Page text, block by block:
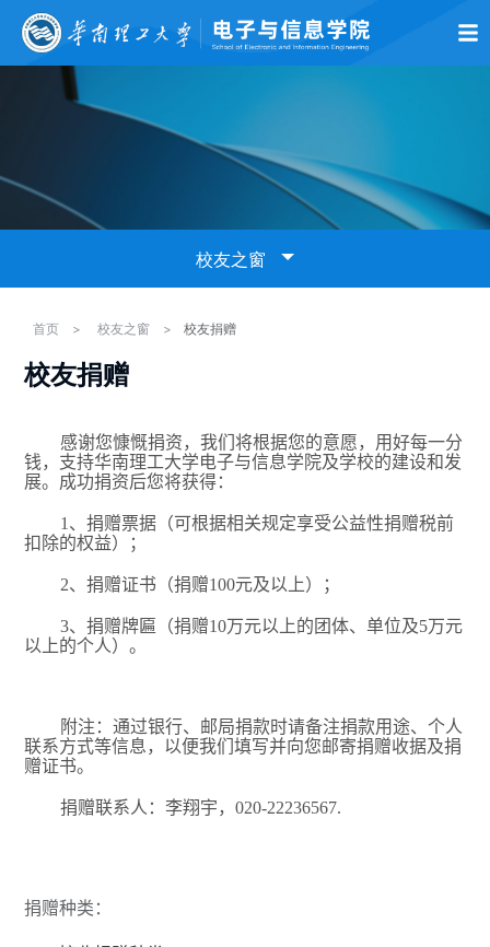
学院概况
校友之窗
校友理事会
班级聚会
校友捐赠
首页 > 校友之窗 > 校友捐赠
校友捐赠
感谢您慷慨捐资，我们将根据您的意愿，用好每一分
钱，支持华南理工大学电子与信息学院及学校的建设和发
展。成功捐资后您将获得：
1 、捐赠票据（可根据相关规定享受公益性捐赠税前
扣除的权益）；
2、捐赠证书（捐赠100元及以上）；
3、捐赠牌匾（捐赠10万元以上的团体、单位及5万元
以上的个人）。
附注： 通过银行、邮局捐款时请备注捐款用途、个人
联系方式等信息，以便我们填写并向您邮寄捐赠收据及捐
赠证书。
捐赠联系人：李翔宇， 020-22236567.
捐赠种类：